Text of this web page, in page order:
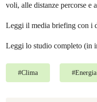
voli, alle distanze percorse e
Leggi il media briefing con i
Leggi lo studio completo (in
#Clima #Energia